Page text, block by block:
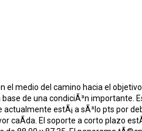
el medio del camino hacia el
de una condiciÃ³n importante.
estÃ¡ a sÃ³lo pts por
caÃ­da. El soporte a corto plazo